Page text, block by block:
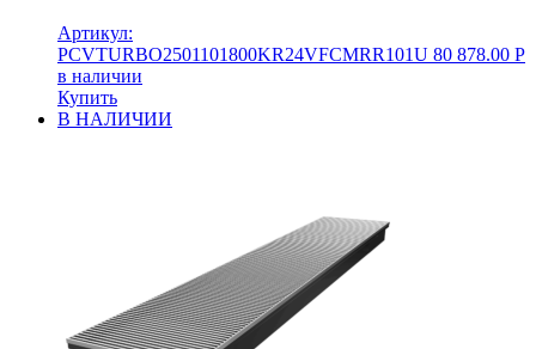
Артикул:
PCVTURBO2501101800KR24VFCMRR101U 80 878.00 Р
в наличии
Купить
В НАЛИЧИИ